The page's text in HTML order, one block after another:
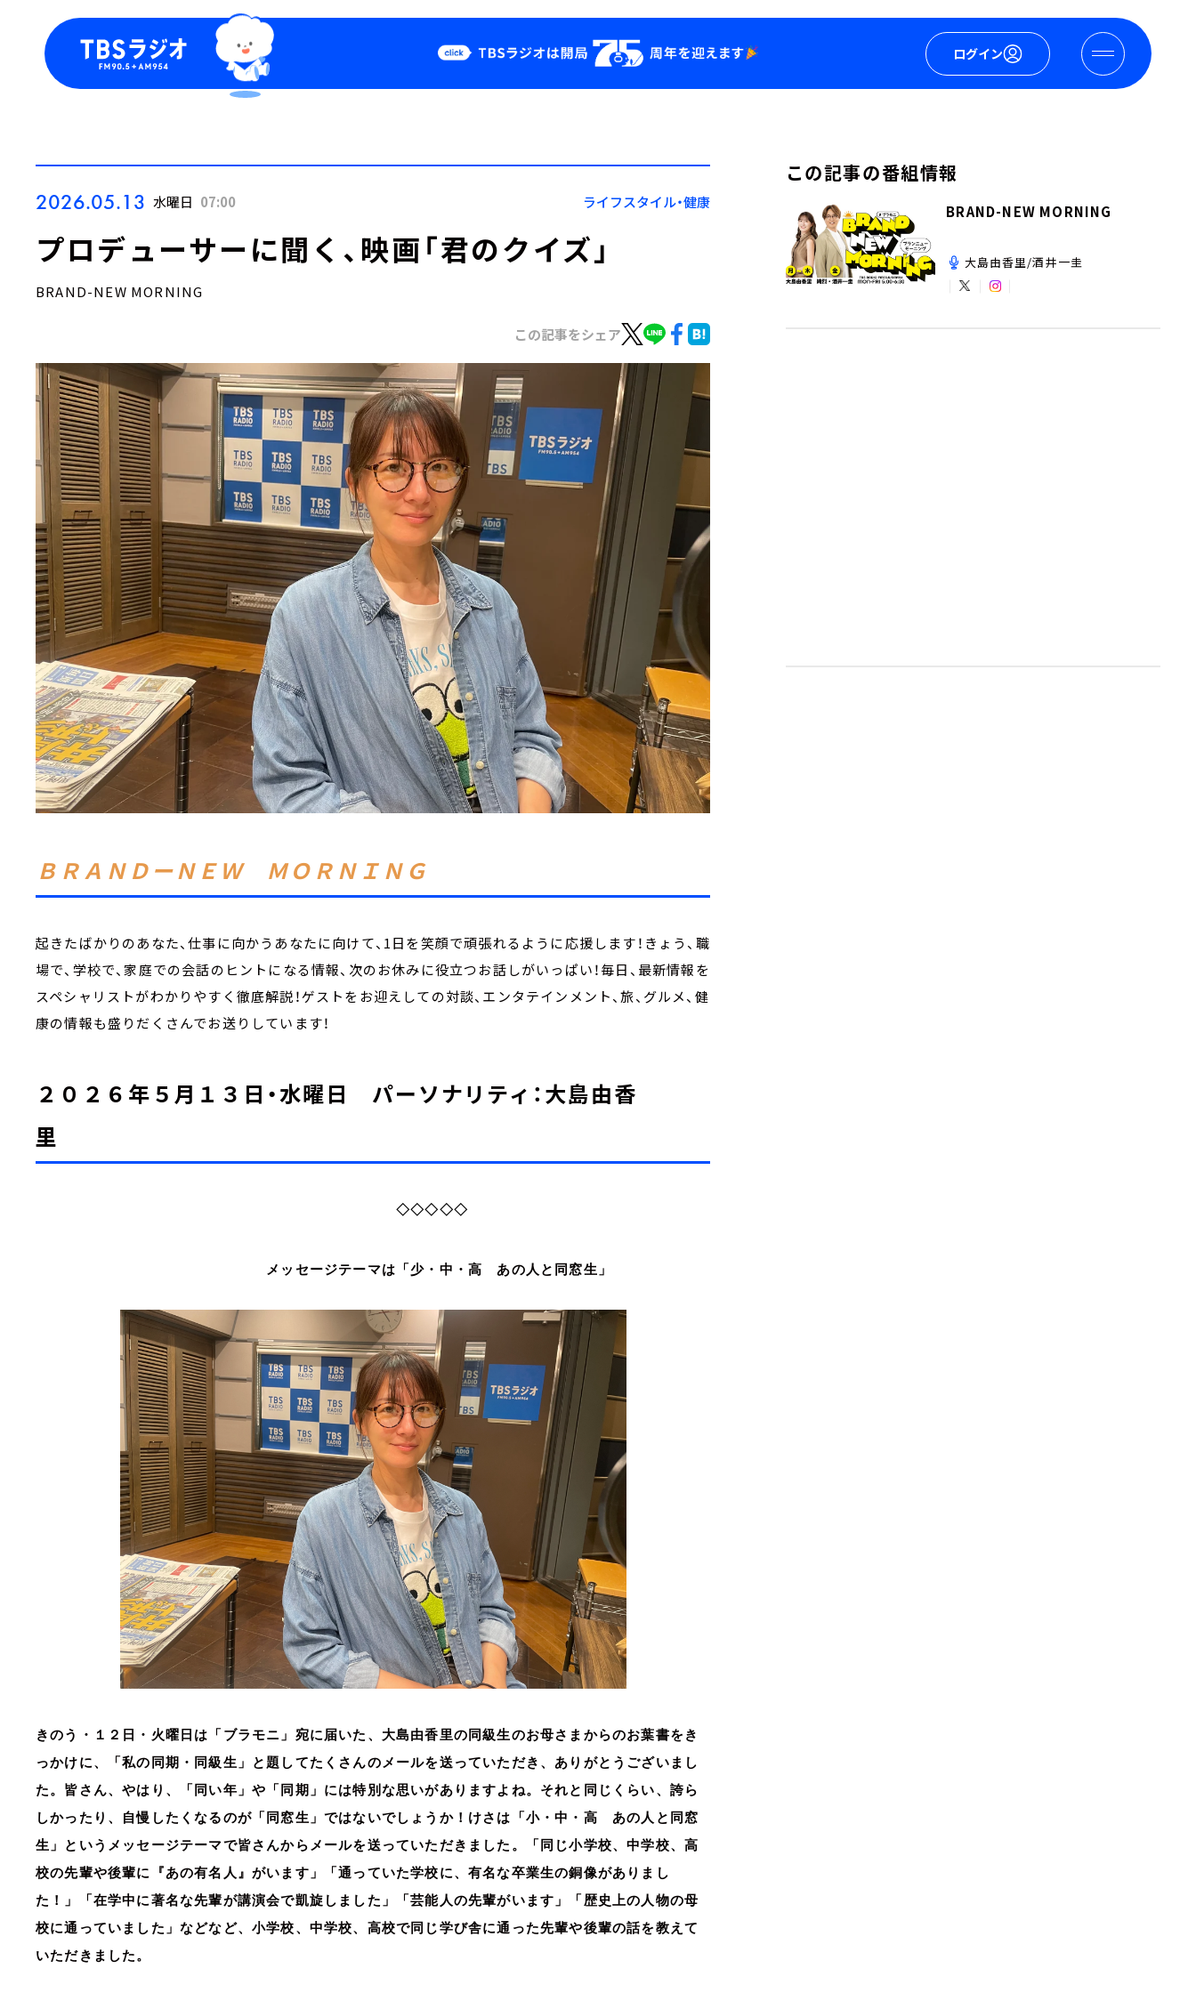
ログイン
Podcast
YouTube
会社情報
2026.05.13 水曜日 07:00 ライフスタイル・健康
プロデューサーに聞く、映画「君のクイズ」
BRAND-NEW MORNING
この記事をシェア
ＢＲＡＮＤーＮＥＷ ＭＯＲＮＩＮＧ
起きたばかりのあなた、仕事に向かうあなたに向けて、1日を笑顔で頑張れるように応援します！きょう、職
場で、学校で、家庭での会話のヒントになる情報、次のお休みに役立つお話しがいっぱい！毎日、最新情報を
スペシャリストがわかりやすく徹底解説！ゲストをお迎えしての対談、エンタテインメント、旅、グルメ、健
康の情報も盛りだくさんでお送りしています！
２０２６年５月１３日・水曜日 パーソナリティ：大島由香
里
◇◇◇◇◇
メッセージテーマは「少・中・高 あの人と同窓生」
きのう・１２日・火曜日は「ブラモニ」宛に届いた、大島由香里の同級生のお母さまからのお葉書をき
っかけに、「私の同期・同級生」と題してたくさんのメールを送っていただき、ありがとうございまし
た。皆さん、やはり、「同い年」や「同期」には特別な思いがありますよね。それと同じくらい、誇ら
しかったり、自慢したくなるのが「同窓生」ではないでしょうか！けさは「小・中・高 あの人と同窓
生」というメッセージテーマで皆さんからメールを送っていただきました。「同じ小学校、中学校、高
校の先輩や後輩に『あの有名人』がいます」「通っていた学校に、有名な卒業生の銅像がありまし
た！」「在学中に著名な先輩が講演会で凱旋しました」「芸能人の先輩がいます」「歴史上の人物の母
校に通っていました」などなど、小学校、中学校、高校で同じ学び舎に通った先輩や後輩の話を教えて
いただきました。
この記事の番組情報
BRAND-NEW MORNING
大島由香里/酒井一圭